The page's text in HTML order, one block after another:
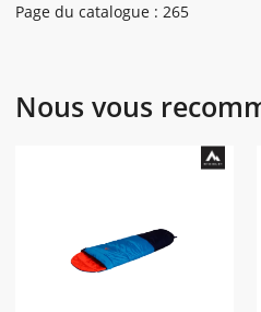
Page du catalogue : 265
Nous vous